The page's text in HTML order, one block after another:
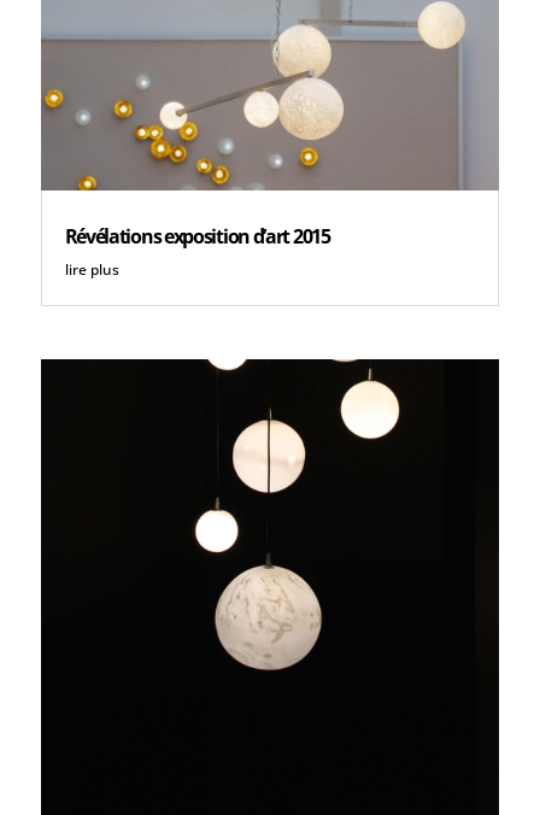
Révélations exposition d’art 2015
lire plus